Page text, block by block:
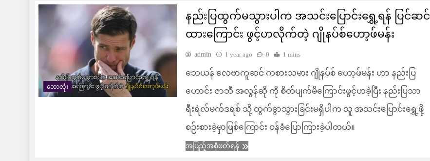
ဘောလုံး
နည်းပြထွက်မသွားပါက အသင်းပြောင်းရွှေ့ရန် ပြင်ဆင်
ထားကြောင်း ဖွင့်ဟလိုက်တဲ့ ဂျိုနပ်စ်ဟော့ဖ်မန်း
admin 1 year ago 0 1 mins
ဘေယန် လေဗာကူဆင် ကစားသမား ဂျိုနပ်စ် ဟော့ဖ်မန်း ဟာ နည်းပြ
ဟောင်း ဇာဘီ အလွန်ဆို ကို စိတ်ပျက်မိကြောင်းဖွင့်ဟခဲ့ပြီး နည်းပြသာ
ရီးရဲလ်မက်ဒရစ် သို့ ထွက်ခွာသွားခြင်းမရှိပါက သူ အသင်းပြောင်းရွှေ့ဖို့
စဉ်းစားခဲ့မှာဖြစ်ကြောင်း ဝန်ခံပြောကြားခဲ့ပါတယ်။
အပြည့်အစုံဖတ်ရန်